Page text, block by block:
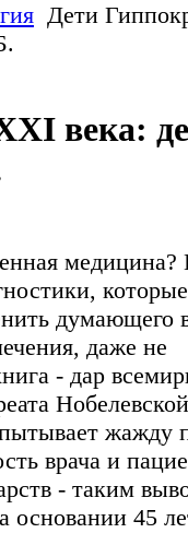
Дети
века:
которые
думающего
даже не
- дар
жажду
врача и
- таким
основании 45